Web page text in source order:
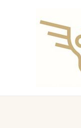
содержимому